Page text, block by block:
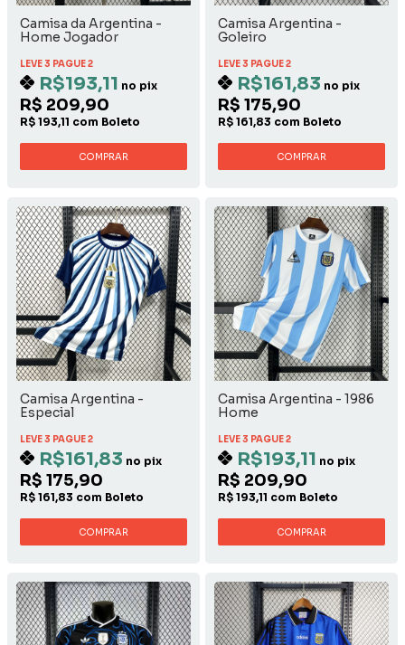
Camisa da Argentina -
Home Jogador
LEVE 3 PAGUE 2
R$193,11 no pix
R$ 209,90
R$ 193,11 com Boleto
COMPRAR
Camisa Argentina -
Goleiro
LEVE 3 PAGUE 2
R$161,83 no pix
R$ 175,90
R$ 161,83 com Boleto
COMPRAR
Camisa Argentina -
Especial
LEVE 3 PAGUE 2
R$161,83 no pix
R$ 175,90
R$ 161,83 com Boleto
COMPRAR
Camisa Argentina - 1986
Home
LEVE 3 PAGUE 2
R$193,11 no pix
R$ 209,90
R$ 193,11 com Boleto
COMPRAR